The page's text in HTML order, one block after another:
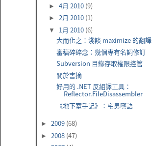
► 4月 2010 (9)
► 2月 2010 (1)
▼ 1月 2010 (6)
大而化之：淺談 maximize 的翻譯
審稿碎碎念：幾個專有名詞修訂
Subversion 目錄存取權限控管
關於書摘
好用的 .NET 反組譯工具：
Reflector.FileDisassembler
《地下室手記》：宅男囈語
► 2009 (68)
► 2008 (47)